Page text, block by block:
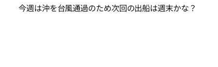
今週は沖を台風通過のため次回の出船は週末かな？